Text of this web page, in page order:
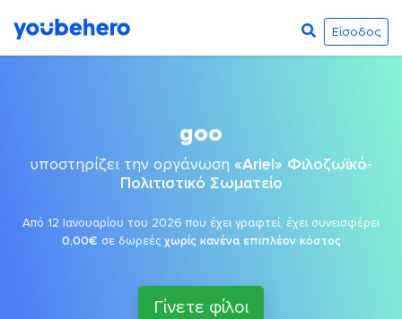
Είσοδος
goo
υποστηρίζει την οργάνωση «Ariel» Φιλοζωϊκό-
Πολιτιστικό Σωματείο
Από 12 Ιανουαρίου του 2026 που έχει γραφτεί, έχει συνεισφέρει
0,00€ σε δωρεές χωρίς κανένα επιπλέον κόστος
Γίνετε φίλοι